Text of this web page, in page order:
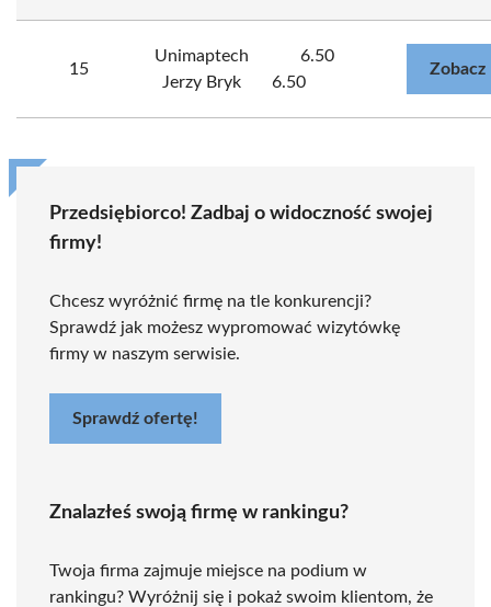
15
Unimaptech
Jerzy Bryk
6.50
6.50
Zobacz
Przedsiębiorco! Zadbaj o widoczność swojej
firmy!
Chcesz wyróżnić firmę na tle konkurencji?
Sprawdź jak możesz wypromować wizytówkę
firmy w naszym serwisie.
Sprawdź ofertę!
Znalazłeś swoją firmę w rankingu?
Twoja firma zajmuje miejsce na podium w
rankingu? Wyróżnij się i pokaż swoim klientom, że